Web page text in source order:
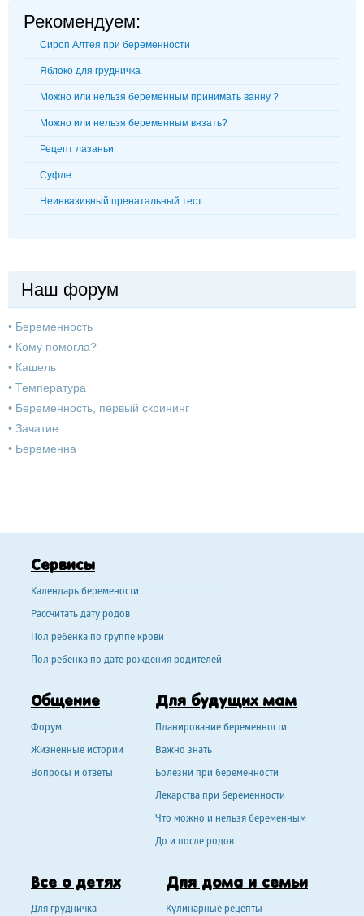
Рекомендуем:
Сироп Алтея при беременности
Яблоко для грудничка
Можно или нельзя беременным принимать ванну ?
Можно или нельзя беременным вязать?
Рецепт лазаньи
Суфле
Неинвазивный пренатальный тест
Наш форум
• Беременность
• Кому помогла?
• Кашель
• Температура
• Беременность, первый скрининг
• Зачатие
• Беременна
Сервисы
Календарь беремености
Рассчитать дату родов
Пол ребенка по группе крови
Пол ребенка по дате рождения родителей
Общение
Форум
Жизненные истории
Вопросы и ответы
Для будущих мам
Планирование беременности
Важно знать
Болезни при беременности
Лекарства при беременности
Что можно и нельзя беременным
До и после родов
Все о детях
Для грудничка
Для дома и семьи
Кулинарные рецепты